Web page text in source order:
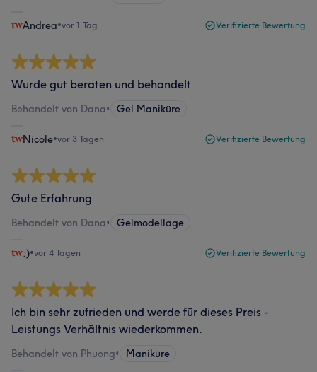
Andrea•vor 1 Tag Verifizierte Bewertung
Wurde gut beraten und behandelt
Behandelt von Dana• Gel Maniküre
Nicole•vor 3 Tagen Verifizierte Bewertung
Gute Erfahrung
Behandelt von Dana• Gelmodellage
:)•vor 4 Tagen Verifizierte Bewertung
Ich bin sehr zufrieden und werde für dieses Preis -
Leistungs Verhältnis wiederkommen.
Behandelt von Phuong• Maniküre